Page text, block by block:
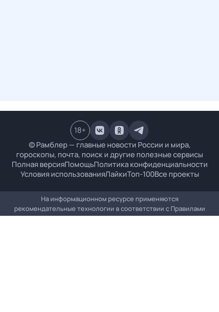
© Рамблер — главные новости России и мира,
гороскопы, почта, поиск и другие полезные сервисы
Полная версияПомощьПолитика конфиденциальности
Условия использованияЛайкиТоп-100Все проекты
18+
На информационном ресурсе применяются
рекомендательные технологии в соответствии с Правилами